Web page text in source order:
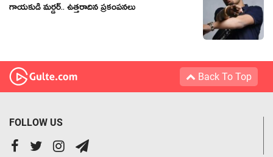
గాయకుడి మర్డర్.. ఉత్తరాదిన ప్రకంపనలు
Back To Top
FOLLOW US